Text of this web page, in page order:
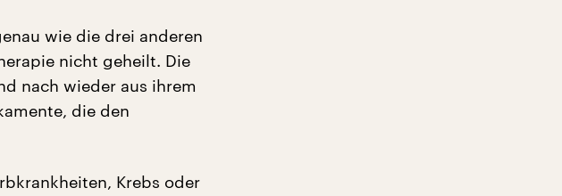
wie die drei anderen
nicht geheilt. Die
nach wieder aus ihrem
die den
Krebs oder